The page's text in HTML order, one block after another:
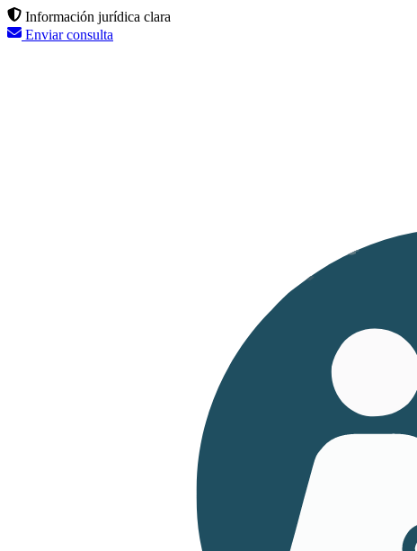
Información jurídica clara
Enviar consulta